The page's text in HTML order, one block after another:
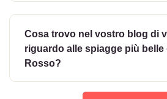
Cosa trovo nel vostro blog di
riguardo alle spiagge più belle
Rosso?